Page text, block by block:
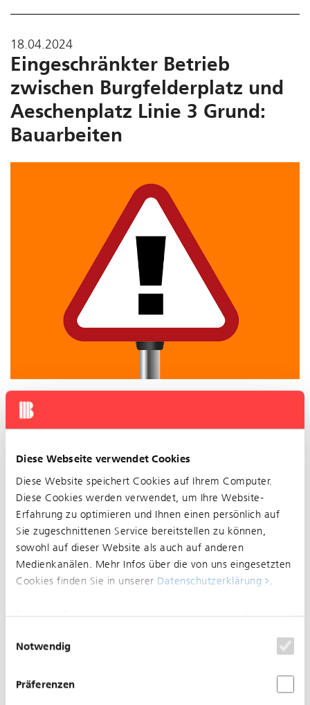
Diese Webseite verwendet Cookies
Diese Website speichert Cookies auf Ihrem Computer.
Diese Cookies werden verwendet, um Ihre Website-
Erfahrung zu optimieren und Ihnen einen persönlich auf
Sie zugeschnittenen Service bereitstellen zu können,
sowohl auf dieser Website als auch auf anderen
Medienkanälen. Mehr Infos über die von uns eingesetzten
Cookies finden Sie in unserer Datenschutzerklärung
optimal zu entsprechen, wird nur ein einzelnes Cookie
treffen müssen.
Notwendig
Präferenzen
18.04.2024
Eingeschränkter Betrieb
zwischen Burgfelderplatz und
Aeschenplatz Linie 3 Grund:
Bauarbeiten
Eingeschränkter Betrieb zwischen Burgfelderplatz und
Aeschenplatz
Der Grund dafür sind Bauarbeiten.
Die Einschränkung dauert von ca. 02.04.2024, 04:00
Uhr bis ca. 19.04.2024, 02:00 Uhr.
Die Linie 3 wird zwischen Burgfelderplatz und
Aeschenplatz umgeleitet. Die Umleitung verläuft über
die Haltestellen Basel, Schützenhaus und Basel,
18.04.2024
Eingeschränkter Betrieb